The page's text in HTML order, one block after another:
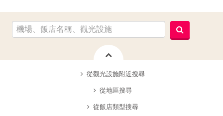
從觀光設施附近搜尋
從地區搜尋
從飯店類型搜尋